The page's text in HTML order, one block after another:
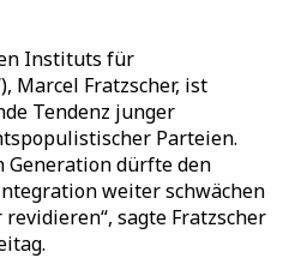
Instituts für
Marcel Fratzscher, ist
Tendenz junger
Parteien.
Generation dürfte den
weiter schwächen
sagte Fratzscher